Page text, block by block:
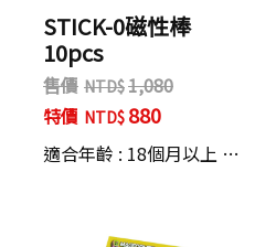
STICK-0磁性棒
10pcs
售價
1,080
特價
880
適合年齡 : 18個月以上 …